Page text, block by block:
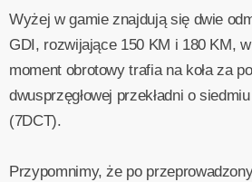
Wyżej w gamie znajdują się dwie
GDI, rozwijające 150 KM i 180 KM,
moment obrotowy trafia na koła za
dwusprzęgłowej przekładni o
(7DCT).
Przypomnimy, że po